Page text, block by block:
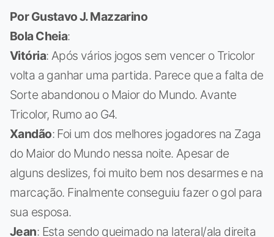
Por Gustavo J. Mazzarino
Bola Cheia:
Vitória: Após vários jogos sem vencer o Tricolor
volta a ganhar uma partida. Parece que a falta de
Sorte abandonou o Maior do Mundo. Avante
Tricolor, Rumo ao G4.
Xandão: Foi um dos melhores jogadores na Zaga
do Maior do Mundo nessa noite. Apesar de
alguns deslizes, foi muito bem nos desarmes e na
marcação. Finalmente conseguiu fazer o gol para
sua esposa.
Jean: Esta sendo queimado na lateral/ala direita